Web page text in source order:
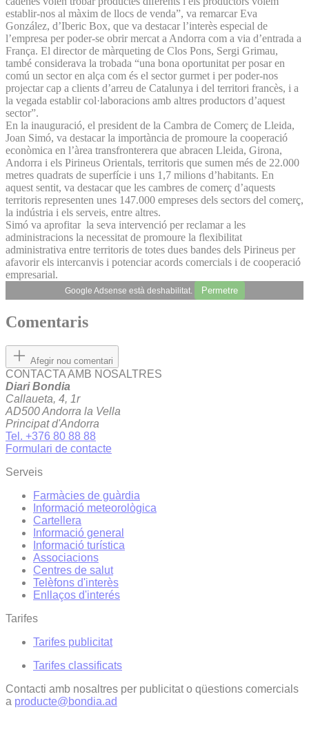
establir-nos al màxim de llocs de venda”, va remarcar Eva
González, d’Iberic Box, que va destacar l’interès especial de
l’empresa per poder-se obrir mercat a Andorra com a via d’entrada a
França. El director de màrqueting de Clos Pons, Sergi Grimau,
també considerava la trobada “una bona oportunitat per posar en
comú un sector en alça com és el sector gurmet i per poder-nos
projectar cap a clients d’arreu de Catalunya i del territori francès, i a
la vegada establir col·laboracions amb altres productors d’aquest
sector”.
En la inauguració, el president de la Cambra de Comerç de Lleida,
Joan Simó, va destacar la importància de promoure la cooperació
econòmica en l’àrea transfronterera que abracen Lleida, Girona,
Andorra i els Pirineus Orientals, territoris que sumen més de 22.000
metres quadrats de superfície i uns 1,7 milions d’habitants. En
aquest sentit, va destacar que les cambres de comerç d’aquests
territoris representen unes 147.000 empreses dels sectors del comerç,
la indústria i els serveis, entre altres.
Simó va aprofitar la seva intervenció per reclamar a les
administracions la necessitat de promoure la flexibilitat
administrativa entre territoris de totes dues bandes dels Pirineus per
afavorir els intercanvis i potenciar acords comercials i de cooperació
empresarial.
Google Adsense està deshabilitat. Permetre
Comentaris
Afegir nou comentari
CONTACTA AMB NOSALTRES
Diari Bondia
Callaueta, 4, 1r
AD500 Andorra la Vella
Principat d'Andorra
Tel. +376 80 88 88
Formulari de contacte
Serveis
Farmàcies de guàrdia
Informació meteorològica
Cartellera
Informació general
Informació turística
Associacions
Centres de salut
Telèfons d'interès
Enllaços d'interés
Tarifes
Tarifes publicitat
Tarifes classificats
Contacti amb nosaltres per publicitat o qüestions comercials
a producte@bondia.ad